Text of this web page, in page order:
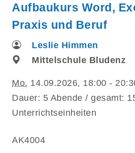
Aufbaukurs Word,
Praxis und Beruf
Leslie Himmen
Mittelschule Bludenz
Mo. 14.09.2026, 18:00 -
Dauer: 5 Abende / gesamt:
Unterrichtseinheiten
AK4004